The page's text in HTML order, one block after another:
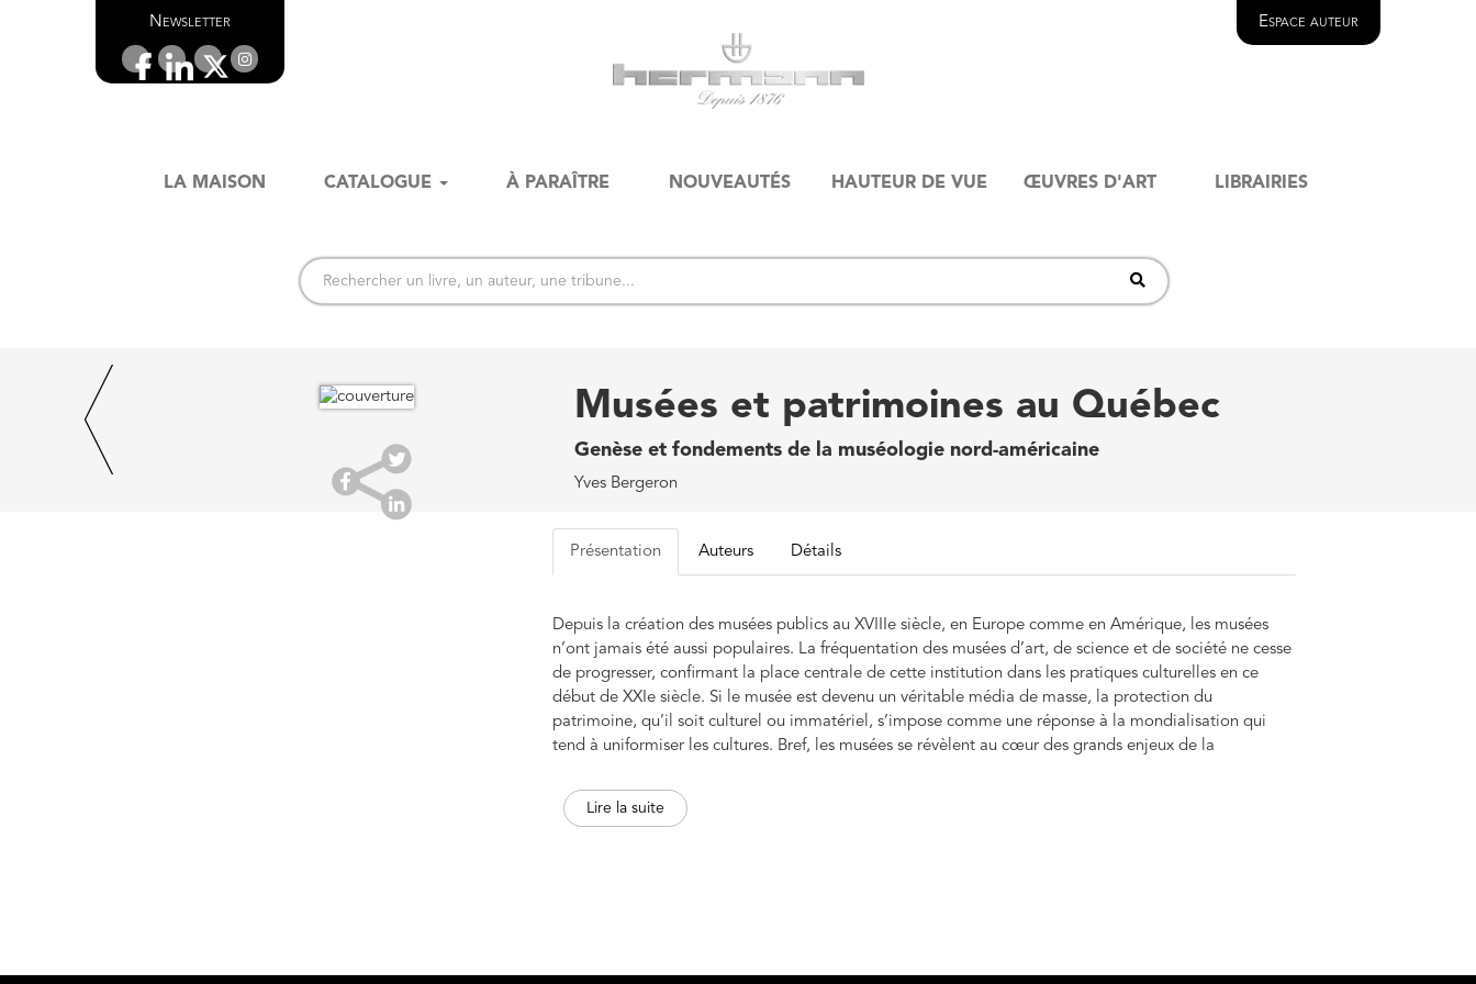
Newsletter Espace auteur
LA MAISON CATALOGUE À PARAÎTRE NOUVEAUTÉS HAUTEUR DE VUE ŒUVRES D'ART LIBRAIRIES
Musées et patrimoines au Québec
Genèse et fondements de la muséologie nord-américaine
Yves Bergeron
Présentation Auteurs Détails
Depuis la création des musées publics au XVIIIe siècle, en Europe comme en Amérique, les musées
n’ont jamais été aussi populaires. La fréquentation des musées d’art, de science et de société ne cesse
de progresser, confirmant la place centrale de cette institution dans les pratiques culturelles en ce
début de XXIe siècle. Si le musée est devenu un véritable média de masse, la protection du
patrimoine, qu’il soit culturel ou immatériel, s’impose comme une réponse à la mondialisation qui
tend à uniformiser les cultures. Bref, les musées se révèlent au cœur des grands enjeux de la
Musées et patrimoines au Québec propose un essai sur l’histoire des musées au Québec. L’étude de la
Lire la suite